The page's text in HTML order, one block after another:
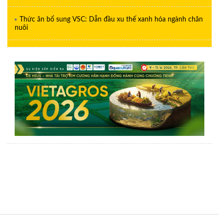
Thức ăn bổ sung VSC: Dẫn đầu xu thế xanh hóa ngành chăn
nuôi